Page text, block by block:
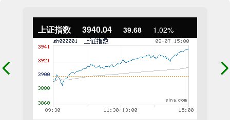
上证指数 3940.04 39.68 1.02%